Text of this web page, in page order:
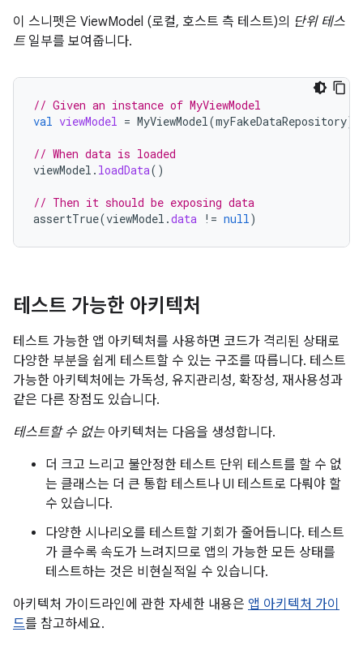
이 스니펫은 ViewModel (로컬, 호스트 측 테스트)의 단위 테스
트일부를 보여줍니다.
// Given an instance of MyViewModel
val viewModel = MyViewModel (myFakeDataRepository)
// When data is loaded
viewModel . loadData()
// Then it should be exposing data
assertTrue(viewModel .data != null )
테스트 가능한 아키텍처
테스트 가능한 앱 아키텍처를 사용하면 코드가 격리된 상태로
다양한 부분을 쉽게 테스트할 수 있는 구조를 따릅니다. 테스트
가능한 아키텍처에는 가독성, 유지관리성, 확장성, 재사용성과
같은 다른 장점도 있습니다.
테스트할 수 없는아키텍처는 다음을 생성합니다.
더 크고 느리고 불안정한 테스트 단위 테스트를 할 수 없
는 클래스는 더 큰 통합 테스트나 UI 테스트로 다뤄야 할
수 있습니다.
다양한 시나리오를 테스트할 기회가 줄어듭니다. 테스트
가 클수록 속도가 느려지므로 앱의 가능한 모든 상태를
테스트하는 것은 비현실적일 수 있습니다.
아키텍처 가이드라인에 관한 자세한 내용은 앱 아키텍처 가이
드를 참고하세요.